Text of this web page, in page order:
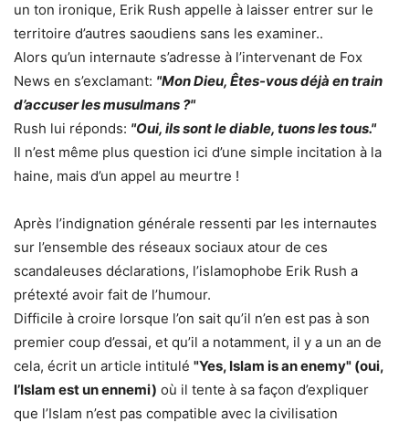
un ton ironique, Erik Rush appelle à laisser entrer sur le
territoire d’autres saoudiens sans les examiner..
Alors qu’un internaute s’adresse à l’intervenant de Fox
News en s’exclamant: "Mon Dieu, Êtes-vous déjà en train
d’accuser les musulmans ?"
Rush lui réponds: "Oui, ils sont le diable, tuons les tous."
Il n’est même plus question ici d’une simple incitation à la
haine, mais d’un appel au meurtre !
Après l’indignation générale ressenti par les internautes
sur l’ensemble des réseaux sociaux atour de ces
scandaleuses déclarations, l’islamophobe Erik Rush a
prétexté avoir fait de l’humour.
Difficile à croire lorsque l’on sait qu’il n’en est pas à son
premier coup d’essai, et qu’il a notamment, il y a un an de
cela, écrit un article intitulé "Yes, Islam is an enemy" (oui,
l’Islam est un ennemi) où il tente à sa façon d’expliquer
que l’Islam n’est pas compatible avec la civilisation